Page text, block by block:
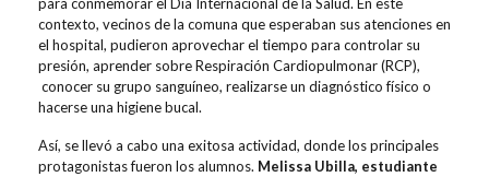
contexto, vecinos de la comuna que esperaban sus atenciones en
el hospital, pudieron aprovechar el tiempo para controlar su
presión, aprender sobre Respiración Cardiopulmonar (RCP),
conocer su grupo sanguíneo, realizarse un diagnóstico físico o
hacerse una higiene bucal.
Así, se llevó a cabo una exitosa actividad, donde los principales
protagonistas fueron los alumnos. Melissa Ubilla, estudiante